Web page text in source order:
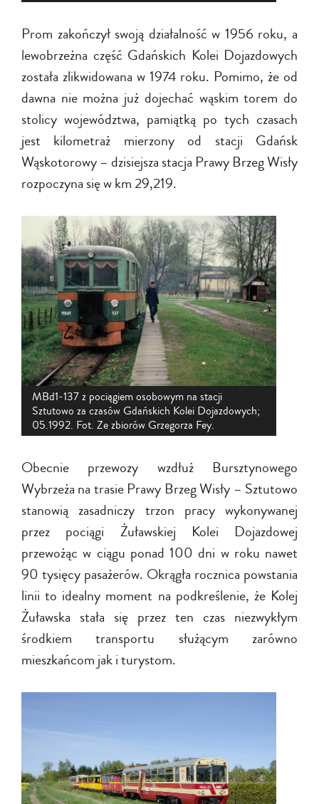
Prom zakończył swoją działalność w 1956 roku, a
lewobrzeżna część Gdańskich Kolei Dojazdowych
została zlikwidowana w 1974 roku. Pomimo, że od
dawna nie można już dojechać wąskim torem do
stolicy województwa, pamiątką po tych czasach
jest kilometraż mierzony od stacji Gdańsk
Wąskotorowy – dzisiejsza stacja Prawy Brzeg Wisły
rozpoczyna się w km 29,219.
MBd1-137 z pociągiem osobowym na stacji
Sztutowo za czasów Gdańskich Kolei Dojazdowych;
05.1992. Fot. Ze zbiorów Grzegorza Fey.
Obecnie przewozy wzdłuż Bursztynowego
Wybrzeża na trasie Prawy Brzeg Wisły – Sztutowo
stanowią zasadniczy trzon pracy wykonywanej
przez pociągi Żuławskiej Kolei Dojazdowej
przewożąc w ciągu ponad 100 dni w roku nawet
90 tysięcy pasażerów. Okrągła rocznica powstania
linii to idealny moment na podkreślenie, że Kolej
Żuławska stała się przez ten czas niezwykłym
środkiem transportu służącym zarówno
mieszkańcom jak i turystom.